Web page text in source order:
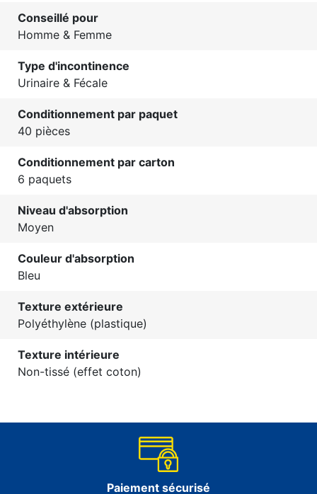
Conseillé pour
Homme & Femme
Type d'incontinence
Urinaire & Fécale
Conditionnement par paquet
40 pièces
Conditionnement par carton
6 paquets
Niveau d'absorption
Moyen
Couleur d'absorption
Bleu
Texture extérieure
Polyéthylène (plastique)
Texture intérieure
Non-tissé (effet coton)
Paiement sécurisé